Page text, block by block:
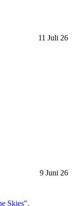
11 Juli 26
9 Juni 26